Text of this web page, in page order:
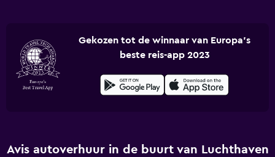
Gekozen tot de winnaar van Europa's
beste reis-app 2023
Avis autoverhuur in de buurt van Luchthaven